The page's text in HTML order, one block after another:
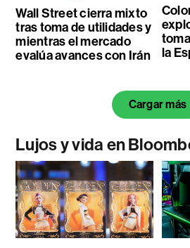
Wall Street cierra mixto
tras toma de utilidades y
mientras el mercado
evalúa avances con Irán
la
Cargar más
Lujos y vida en